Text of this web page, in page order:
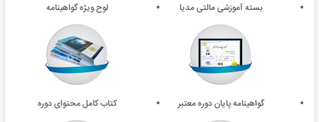
بسته آموزشی مالتی مدیا لوح ویژه گواهینامه
گواهینامه پایان دوره معتبر کتاب کامل محتوای دوره